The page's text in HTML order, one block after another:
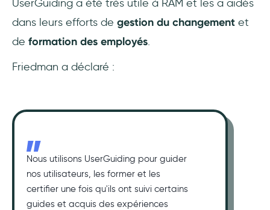
UserGuiding a été très utile à RAM et les a aidés
dans leurs efforts de gestion du changement et
de formation des employés.
Friedman a déclaré :
Nous utilisons UserGuiding pour guider
nos utilisateurs, les former et les
certifier une fois qu'ils ont suivi certains
guides et acquis des expériences